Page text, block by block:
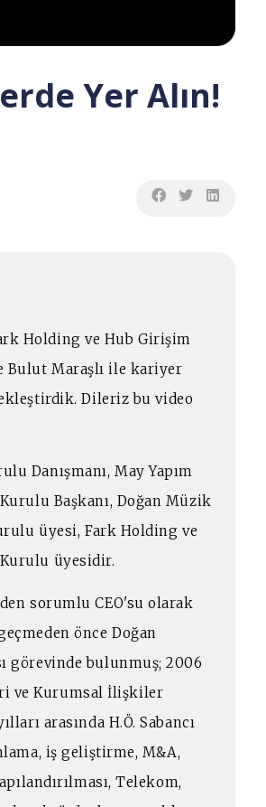
Yer Alın!
Holding ve Hub Girişim
Bulut Maraşlı ile kariyer
Dileriz bu video
Danışmanı, May Yapım
Başkanı, Doğan Müzik
üyesi, Fark Holding ve
üyesidir.
sorumlu CEO'su olarak
önce Doğan
görevinde bulunmuş; 2006
ve Kurumsal İlişkiler
arasında H.Ö. Sabancı
iş geliştirme, M&A,
Telekom,